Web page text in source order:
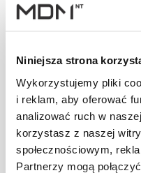
Niniejsza strona
Wykorzystujemy pliki
i reklam, aby oferować
analizować ruch w
korzystasz z naszej
społecznościowym,
Partnerzy mogą
Ława
mm